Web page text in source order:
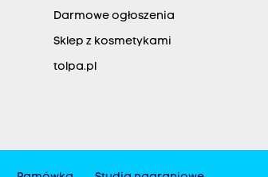
Darmowe ogłoszenia
Sklep z kosmetykami
tolpa.pl